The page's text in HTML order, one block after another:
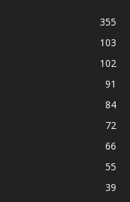
355
103
102
91
84
72
66
55
39